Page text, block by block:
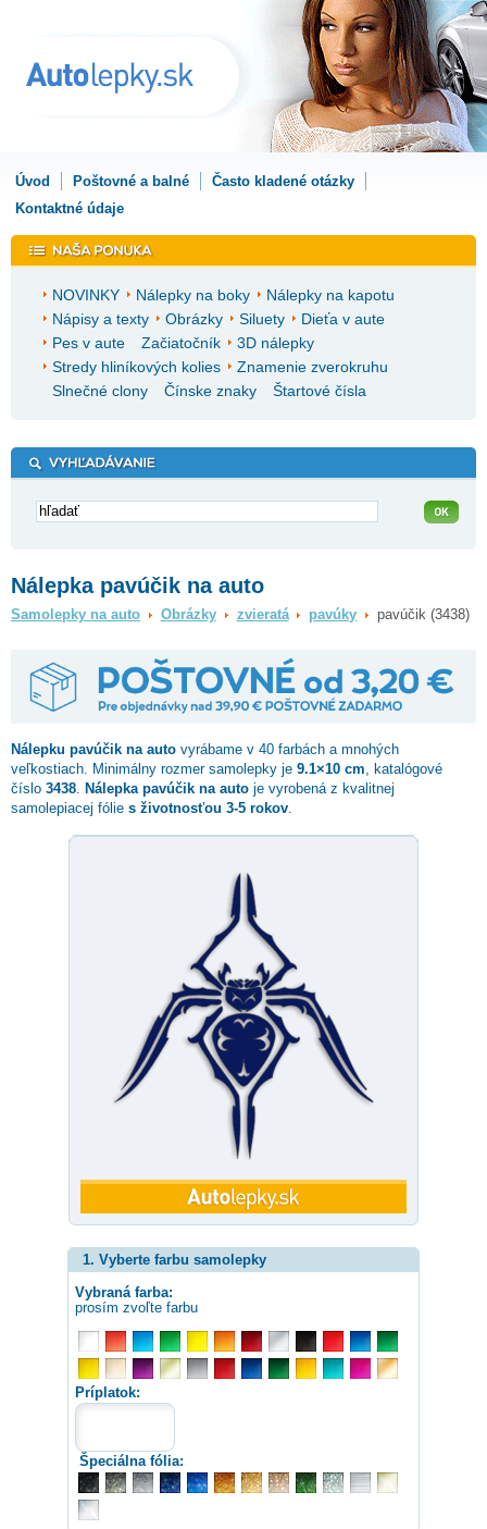
Úvod Poštovné a balné
Často kladené otázky
Kontaktné údaje
NOVINKY Nálepky na boky
Nálepky na kapotu
Nápisy a texty
Obrázky Siluety
Dieťa v aute
Pes v aute
Začiatočník
3D nálepky
Stredy hliníkových kolies
Znamenie zverokruhu
Slnečné clony
Čínske znaky Štartové čísla
Nálepka pavúčik na auto
Samolepky na auto Obrázky zvieratá pavúky pavúčik (3438)
Nálepku pavúčik na auto vyrábame v 40 farbách a mnohých
veľkostiach. Minimálny rozmer samolepky je 9.1×10 cm , katalógové
číslo 3438 Nálepka pavúčik na auto je vyrobená z kvalitnej
samolepiacej fólie s životnosťou 3-5 rokov
1. Vyberte farbu samolepky
Vybraná farba:
prosím zvoľte farbu
Príplatok:
Špeciálna fólia: